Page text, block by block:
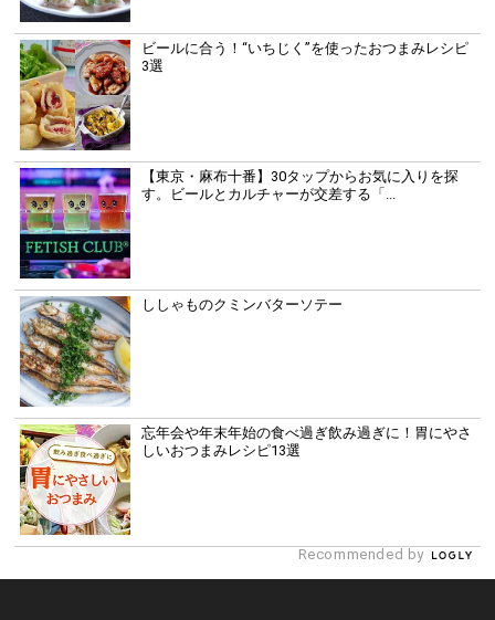
ビールに合う！“いちじく”を使ったおつまみレシピ
3選
【東京・麻布十番】30タップからお気に入りを探
す。ビールとカルチャーが交差する「...
ししゃものクミンバターソテー
忘年会や年末年始の食べ過ぎ飲み過ぎに！胃にやさ
しいおつまみレシピ13選
Recommended by